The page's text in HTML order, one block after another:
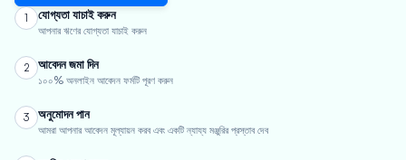
1 যোগ্যতা যাচাই করুন
আপনার ঋণের যোগ্যতা যাচাই করুন
2 আবেদন জমা দিন
১০০% অনলাইন আবেদন ফর্মটি পূরণ করুন
3 অনুমোদন পান
আমরা আপনার আবেদন মূল্যায়ন করব এবং একটি ন্যায্য মঞ্জুরির প্রস্তাব দেব